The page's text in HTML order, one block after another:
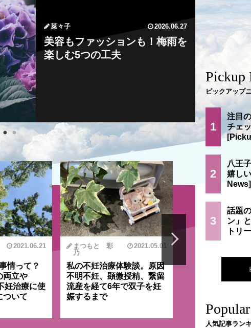
JUNKO 2026.07.02
スーツケースが閉まらない⁈旅
の帰りのCA流パッキング術
2026.06.27
タイプ別ストレス解消実例も！
3つの”Ｒ”で心も体もリラック
ス
2026.06.27
シンガポール在住CAが実践！
憂鬱な梅雨を乗り切る気分コン
トロール法5選
菜々子 2026.06.27
美容もファッションも！梅雨を
楽しむ5つの工夫
若狭 遥 2026.06.25
シンガポール旅行におすすめの
服装・持ち物5選
2021.06.21
情って？
両立や
妊治療に使
ついて
まつもと 彩
乃
2021.05.01
私の不妊治療体験談。原因
不明不妊、顕微授精、繋留
流産を経て6年で双子を妊
娠するまで
とろとろの湯が
Pickup
ピックアップ
1
注目
チェ
2
八王
嬉し
3
話題
ン」
トリ
人気記事ラン